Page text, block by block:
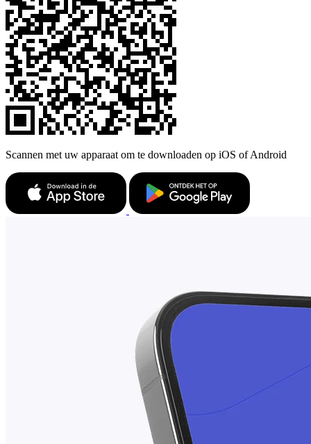
Scannen met uw apparaat om te downloaden op iOS of Android